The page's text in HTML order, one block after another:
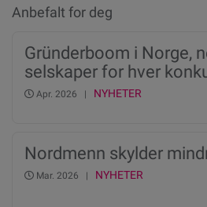
Anbefalt for deg
Gründerboom i Norge,
selskaper for hver
Apr. 2026 | NYHETER
Nordmenn skylder
Mar. 2026 | NYHETER